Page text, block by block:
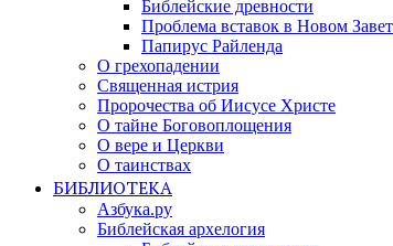
Библейские древности
Проблема вставок в Новом
Папирус Райленда
О грехопадении
Священная истрия
Пророчества об Иисусе Христе
О тайне Боговоплощения
О вере и Церкви
О таинствах
БИБЛИОТЕКА
Азбука.ру
Библейская архелогия